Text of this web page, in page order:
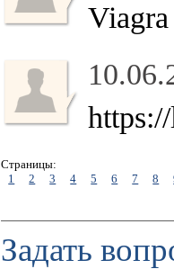
Страницы:
1
2 3 4 5 6 7 8
Задать